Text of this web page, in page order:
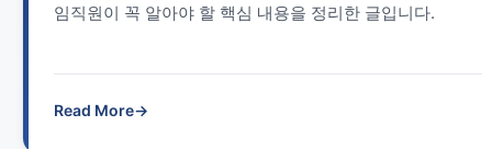
임직원이 꼭 알아야 할 핵심 내용을 정리한 글입니다.
Read More→